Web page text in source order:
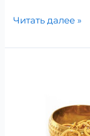
Читать далее »